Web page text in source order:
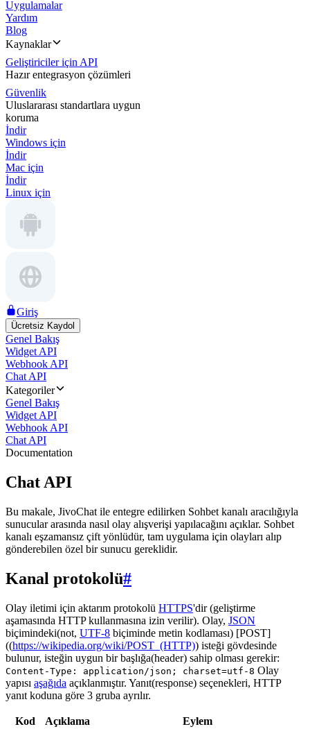
Uygulamalar
Yardım
Blog
Kaynaklar
Geliştiriciler için API
Hazır entegrasyon çözümleri
Güvenlik
Uluslararası standartlara uygun
koruma
İndir
Windows için
İndir
Mac için
İndir
Linux için
Giriş
Ücretsiz Kaydol
Genel Bakış
Widget API
Webhook API
Chat API
Kategoriler
Genel Bakış
Widget API
Webhook API
Chat API
Documentation
Chat API
Bu makale, JivoChat ile entegre edilirken Sohbet kanalı aracılığıyla
sunucular arasında nasıl olay alışverişi yapılacağını açıklar. Sohbet
kanalı eşzamansız çift yönlüdür, tam uygulama için olayları alıp
gönderebilen özel bir sunucu gereklidir.
Kanal protokolü#
Olay iletimi için aktarım protokolü HTTPS'dir (geliştirme
aşamasında HTTP kullanmasına izin verilir). Olay, JSON
biçimindeki(not, UTF-8 biçiminde metin kodlaması) [POST]
((https://wikipedia.org/wiki/POST_(HTTP)) isteği gövdesinde
bulunur, isteğin uygun bir başlığa(header) sahip olması gerekir:
Content-Type: application/json; charset=utf-8 Olay
yapısı aşağıda açıklanmıştır. Yanıt(response) seçenekleri, HTTP
yanıt koduna göre 3 gruba ayrılır.
Kod Açıklama Eylem